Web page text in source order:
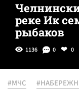
реке Ик
рыбаков
1136 0 0
#МЧС